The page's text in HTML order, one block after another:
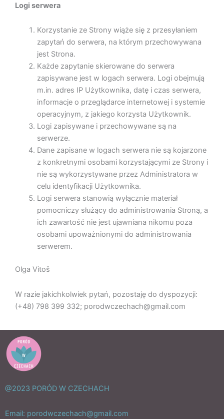
Logi serwera
Korzystanie ze Strony wiąże się z przesyłaniem
zapytań do serwera, na którym przechowywana
jest Strona.
Każde zapytanie skierowane do serwera
zapisywane jest w logach serwera. Logi obejmują
m.in. adres IP Użytkownika, datę i czas serwera,
informacje o przeglądarce internetowej i systemie
operacyjnym, z jakiego korzysta Użytkownik.
Logi zapisywane i przechowywane są na
serwerze.
Dane zapisane w logach serwera nie są kojarzone
z konkretnymi osobami korzystającymi ze Strony i
nie są wykorzystywane przez Administratora w
celu identyfikacji Użytkownika.
Logi serwera stanowią wyłącznie materiał
pomocniczy służący do administrowania Stroną, a
ich zawartość nie jest ujawniana nikomu poza
osobami upoważnionymi do administrowania
serwerem.
Olga Vitoš
W razie jakichkolwiek pytań, pozostaję do dyspozycji:
(+48) 798 399 332; porodwczechach@gmail.com
@2023 PORÓD W CZECHACH
Email: porodwczechach@gmail.com